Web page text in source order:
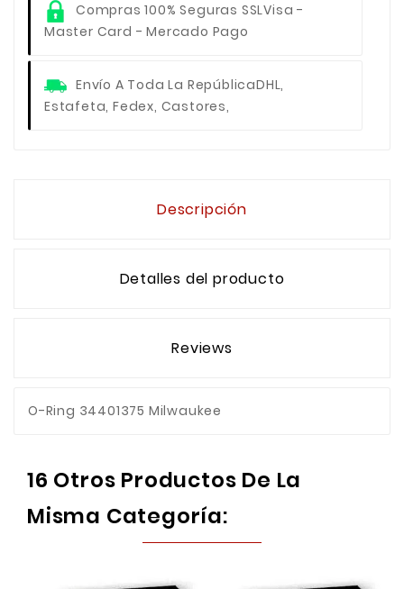
Compras 100% Seguras SSLVisa -
Master Card - Mercado Pago
Envío A Toda La RepúblicaDHL,
Estafeta, Fedex, Castores,
Descripción
Detalles del producto
Reviews
O-Ring 34401375 Milwaukee
16 Otros Productos De La
Misma Categoría: